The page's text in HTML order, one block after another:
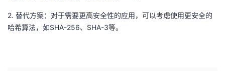
2. 替代方案：对于需要更高安全性的应用，可以考虑使用更安全的
哈希算法，如SHA-256、SHA-3等。